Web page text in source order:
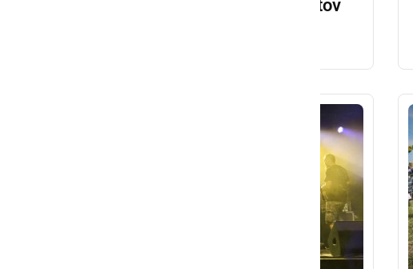
podalo preko 300 motoristov